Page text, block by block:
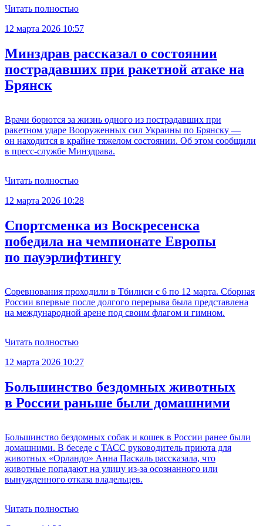
Читать полностью
12 марта 2026 10:57
Минздрав рассказал о состоянии
пострадавших при ракетной атаке на
Брянск
Врачи борются за жизнь одного из пострадавших при
ракетном ударе Вооруженных сил Украины по Брянску —
он находится в крайне тяжелом состоянии. Об этом сообщили
в пресс-службе Минздрава.
Читать полностью
12 марта 2026 10:28
Спортсменка из Воскресенска
победила на чемпионате Европы
по пауэрлифтингу
Соревнования проходили в Тбилиси с 6 по 12 марта. Сборная
России впервые после долгого перерыва была представлена
на международной арене под своим флагом и гимном.
Читать полностью
12 марта 2026 10:27
Большинство бездомных животных
в России раньше были домашними
Большинство бездомных собак и кошек в России ранее были
домашними. В беседе с ТАСС руководитель приюта для
животных «Орландо» Анна Паскаль рассказала, что
животные попадают на улицу из-за осознанного или
вынужденного отказа владельцев.
Читать полностью